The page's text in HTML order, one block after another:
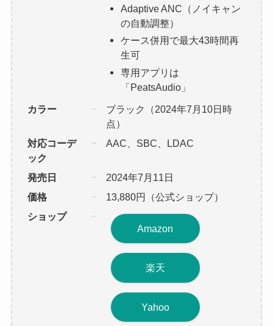
Adaptive ANC（ノイキャン
の自動調整）
ケース併用で最大43時間再
生可
専用アプリは
「PeatsAudio」
カラー
ブラック（2024年7月10日時
点）
対応コーデ
ック
AAC、SBC、LDAC
発売日
2024年7月11日
価格
13,880円（公式ショップ）
ショップ
Amazon
楽天
Yahoo